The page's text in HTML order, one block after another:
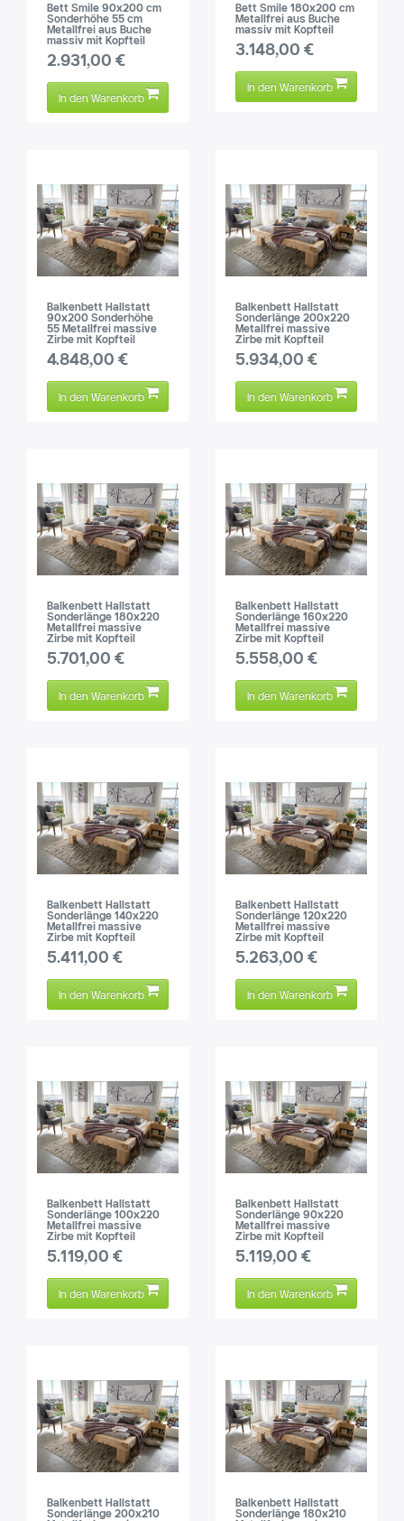
Bett Smile 90x200 cm
Sonderhöhe 55 cm
Metallfrei aus Buche
massiv mit Kopfteil
2.931,00 €
In den Warenkorb
Bett Smile 180x200 cm
Metallfrei aus Buche
massiv mit Kopfteil
3.148,00 €
In den Warenkorb
Balkenbett Hallstatt
90x200 Sonderhöhe
55 Metallfrei massive
Zirbe mit Kopfteil
4.848,00 €
In den Warenkorb
Balkenbett Hallstatt
Sonderlänge 200x220
Metallfrei massive
Zirbe mit Kopfteil
5.934,00 €
In den Warenkorb
Balkenbett Hallstatt
Sonderlänge 180x220
Metallfrei massive
Zirbe mit Kopfteil
5.701,00 €
In den Warenkorb
Balkenbett Hallstatt
Sonderlänge 160x220
Metallfrei massive
Zirbe mit Kopfteil
5.558,00 €
In den Warenkorb
Balkenbett Hallstatt
Sonderlänge 140x220
Metallfrei massive
Zirbe mit Kopfteil
5.411,00 €
In den Warenkorb
Balkenbett Hallstatt
Sonderlänge 120x220
Metallfrei massive
Zirbe mit Kopfteil
5.263,00 €
In den Warenkorb
Balkenbett Hallstatt
Sonderlänge 100x220
Metallfrei massive
Zirbe mit Kopfteil
5.119,00 €
In den Warenkorb
Balkenbett Hallstatt
Sonderlänge 90x220
Metallfrei massive
Zirbe mit Kopfteil
5.119,00 €
In den Warenkorb
Balkenbett Hallstatt
Sonderlänge 200x210
Balkenbett Hallstatt
Sonderlänge 180x210